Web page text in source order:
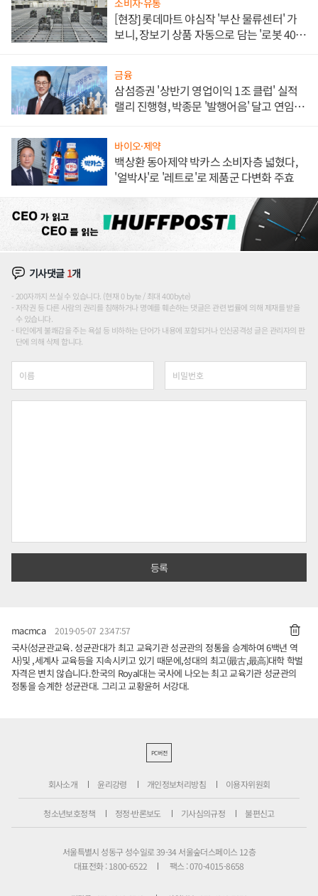
소비자·유통
[현장] 롯데마트 야심작 '부산 물류센터' 가
보니, 장보기 상품 자동으로 담는 '로봇 400
금융
삼섬증권 '상반기 영업이익 1조 클럽' 실적
랠리 진행형, 박종문 '발행어음' 달고 연임 향
바이오·제약
백상환 동아제약 박카스 소비자층 넓혔다,
'얼박사'로 '레트로'로 제품군 다변화 주효
기사댓글 1개
200자까지 쓰실 수 있습니다. (현재 0 byte / 최대 400byte)
저작권 등 다른 사람의 권리를 침해하거나 명예를 훼손하는 댓글은 관련 법률에 의해 제재를 받을
수 있습니다.
타인에게 불쾌감을 주는 욕설 등 비하하는 단어가 내용에 포함되거나 인신공격성 글은 관리자의 판
단에 의해 삭제 합니다.
macmca 2019-05-07 23:47:57
국사(성균관교육. 성균관대가 최고 교육기관 성균관의 정통을 승계하여 6백년 역
사)및 ,세계사 교육등을 지속시키고 있기 때문에,성대의 최고(最古,最高)대학 학벌
자격은 변치 않습니다.한국의 Royal대는 국사에 나오는 최고 교육기관 성균관의
정통을 승계한 성균관대. 그리고 교황윤허 서강대.
PC버전
회사소개 윤리강령 개인정보처리방침 이용자위원회
청소년보호정책 정정·반론보도 기사심의규정 불편신고
서울특별시 성동구 성수일로 39-34 서울숲더스페이스 12층
대표전화 : 1800-6522
팩스 : 070-4015-8658